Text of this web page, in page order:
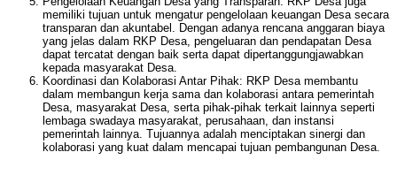
memiliki tujuan untuk mengatur pengelolaan keuangan Desa secara
transparan dan akuntabel. Dengan adanya rencana anggaran biaya
yang jelas dalam RKP Desa, pengeluaran dan pendapatan Desa
dapat tercatat dengan baik serta dapat dipertanggungjawabkan
kepada masyarakat Desa.
Koordinasi dan Kolaborasi Antar Pihak: RKP Desa membantu
dalam membangun kerja sama dan kolaborasi antara pemerintah
Desa, masyarakat Desa, serta pihak-pihak terkait lainnya seperti
lembaga swadaya masyarakat, perusahaan, dan instansi
pemerintah lainnya. Tujuannya adalah menciptakan sinergi dan
kolaborasi yang kuat dalam mencapai tujuan pembangunan Desa.